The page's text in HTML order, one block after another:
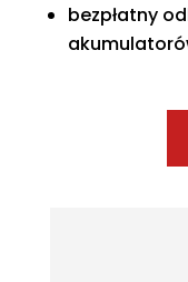
bezpłatny